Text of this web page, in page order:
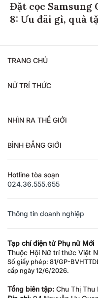
Đặt cọc Samsung
8: Ưu đãi gì, quà
TRANG CHỦ
NỮ TRÍ THỨC
NHÌN RA THẾ GIỚI
BÌNH ĐẲNG GIỚI
Hotline tòa soạn
024.36.555.655
Thông tin doanh nghiệp
Tạp chí điện tử Phụ nữ Mới
Thuộc Hội Nữ trí thức Việt
Số giấy phép: 81/GP-
cấp ngày 12/6/2026.
Tổng biên tập: Chu Thị Thu